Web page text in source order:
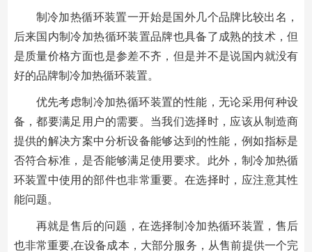
制冷加热循环装置一开始是国外几个品牌比较出名，
后来国内制冷加热循环装置品牌也具备了成熟的技术，但
是质量价格方面也是参差不齐，但是并不是说国内就没有
好的品牌制冷加热循环装置。
优先考虑制冷加热循环装置的性能，无论采用何种设
备，都要满足用户的需要。当我们选择时，应该从制造商
提供的解决方案中分析设备能够达到的性能，例如指标是
否符合标准，是否能够满足使用要求。此外，制冷加热循
环装置中使用的部件也非常重要。在选择时，应注意其性
能问题。
再就是售后的问题，在选择制冷加热循环装置，售后
也非常重要,在设备成本，大部分服务，从售前提供一个完